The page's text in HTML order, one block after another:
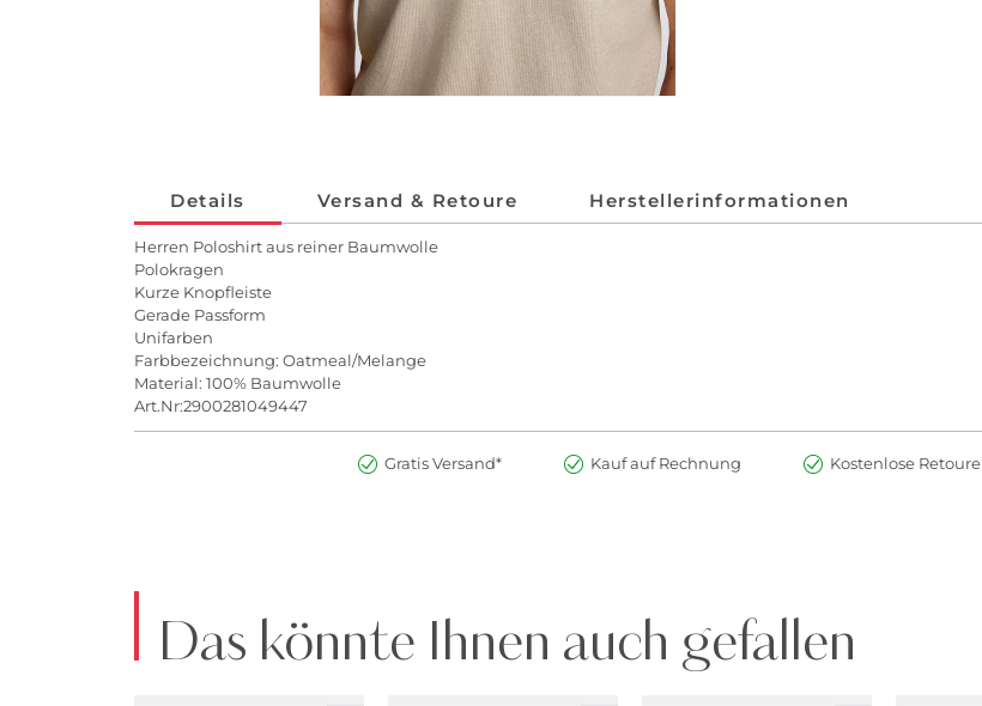
Details Versand & Retoure Herstellerinformationen
Herren Poloshirt aus reiner Baumwolle
Polokragen
Kurze Knopfleiste
Gerade Passform
Unifarben
Farbbezeichnung: Oatmeal/Melange
Material: 100% Baumwolle
Art.Nr:2900281049447
Gratis Versand* Kauf auf Rechnung Kostenlose Retoure
Das könnte Ihnen auch gefallen